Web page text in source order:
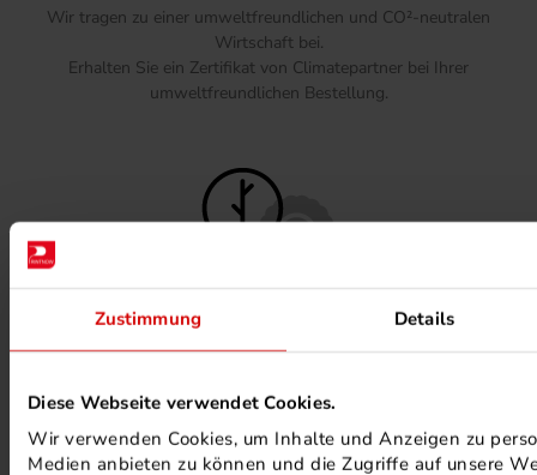
Zustimmung Details
Diese Webseite verwendet Cookies.
Wir verwenden Cookies, um Inhalte und Anzeigen zu
Medien anbieten zu können und die Zugriffe auf unsere
Wir tragen zu einer umweltfreundlichen und CO²-neutralen
Wirtschaft bei.
Erhalten Sie ein Zertifikat von Climatepartner bei Ihrer
umweltfreundlichen Bestellung.
FSC ® ZERTIFIZIERTE DRUCKEREI